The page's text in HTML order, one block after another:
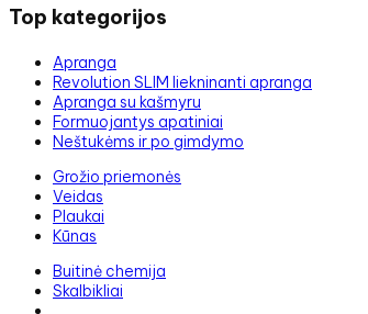
Top kategorijos
Apranga
Revolution SLIM liekninanti apranga
Apranga su kašmyru
Formuojantys apatiniai
Neštukėms ir po gimdymo
Grožio priemonės
Veidas
Plaukai
Kūnas
Buitinė chemija
Skalbikliai